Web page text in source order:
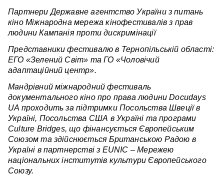
Партнери Державне агентство України з питань
кіно Міжнародна мережа кінофестивалів з прав
людини Кампанія проти дискримінації
Представники фестивалю в Тернопільській області:
ЕГО «Зелений Світ» та ГО «Чоловічий
адаптаційний центр».
Мандрівний міжнародний фестиваль
документального кіно про права людини Docudays
UA проходить за підтримки Посольства Швеції в
Україні, Посольства США в Україні та програми
Culture Bridges, що фінансується Європейським
Союзом та здійснюється Британською Радою в
Україні в партнерстві з EUNIC – Мережею
національних інститутів культури Європейського
Союзу.